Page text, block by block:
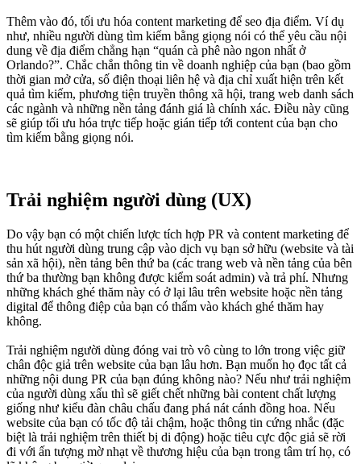
Thêm vào đó, tối ưu hóa content marketing để seo địa điểm. Ví dụ
như, nhiều người dùng tìm kiếm bằng giọng nói có thể yêu cầu nội
dung về địa điểm chẳng hạn “quán cà phê nào ngon nhất ở
Orlando?”. Chắc chắn thông tin về doanh nghiệp của bạn (bao gồm
thời gian mở cửa, số điện thoại liên hệ và địa chỉ xuất hiện trên kết
quả tìm kiếm, phương tiện truyền thông xã hội, trang web danh sách
các ngành và những nền tảng đánh giá là chính xác. Điều này cũng
sẽ giúp tối ưu hóa trực tiếp hoặc gián tiếp tới content của bạn cho
tìm kiếm bằng giọng nói.
Trải nghiệm người dùng (UX)
Do vậy bạn có một chiến lược tích hợp PR và content marketing để
thu hút người dùng trung cập vào dịch vụ bạn sở hữu (website và tài
sản xã hội), nền tảng bên thứ ba (các trang web và nền tảng của bên
thứ ba thường bạn không được kiểm soát admin) và trả phí. Nhưng
những khách ghé thăm này có ở lại lâu trên website hoặc nền tảng
digital để thông điệp của bạn có thấm vào khách ghé thăm hay
không.
Trải nghiệm người dùng đóng vai trò vô cùng to lớn trong việc giữ
chân độc giả trên website của bạn lâu hơn. Bạn muốn họ đọc tất cả
những nội dung PR của bạn đúng không nào? Nếu như trải nghiệm
của người dùng xấu thì sẽ giết chết những bài content chất lượng
giống như kiểu đàn châu chấu đang phá nát cánh đồng hoa. Nếu
website của bạn có tốc độ tải chậm, hoặc thông tin cứng nhắc (đặc
biệt là trải nghiệm trên thiết bị di động) hoặc tiêu cực độc giả sẽ rời
đi với ấn tượng mờ nhạt về thương hiệu của bạn trong tâm trí họ, có